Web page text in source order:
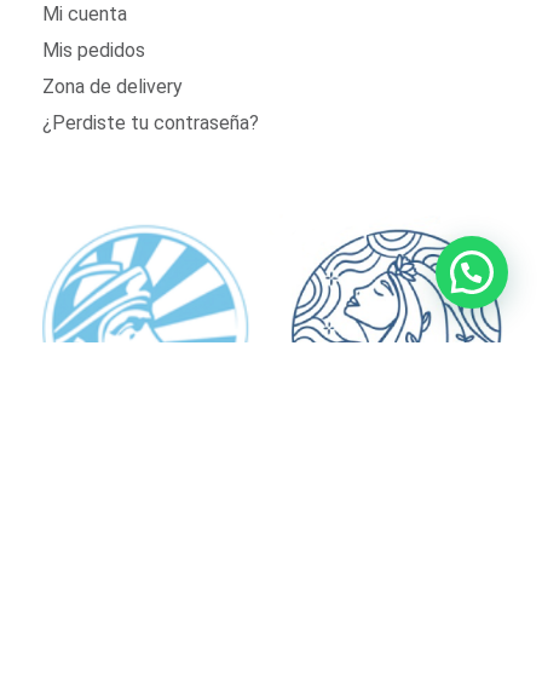
Mi cuenta
Mis pedidos
Zona de delivery
¿Perdiste tu contraseña?